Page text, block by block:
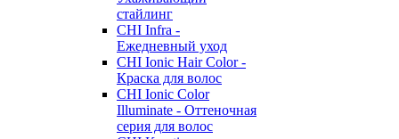
стайлинг
CHI Infra -
Ежедневный уход
CHI Ionic Hair Color -
Краска для волос
CHI Ionic Color
Illuminate - Оттеночная
серия для волос